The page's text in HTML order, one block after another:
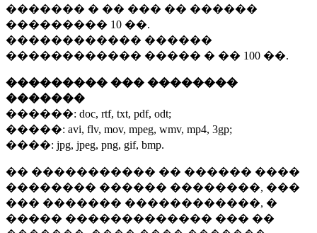
������� � �� ��� �� ������
��������� 10 ��.
������������ ������
������������ ����� � �� 100 ��.
��������� ��� ��������
�������
������: doc, rtf, txt, pdf, odt;
�����: avi, flv, mov, mpeg, wmv, mp4, 3gp;
����: jpg, jpeg, png, gif, bmp.
�� ����������� �� ������ ����
�������� ������ ��������, ���
��� ������� ������������, �
����� ������������� ��� ��